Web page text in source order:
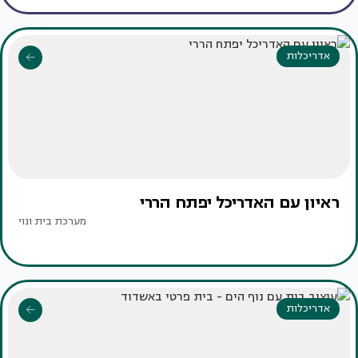
אדריכלות
ראיון עם האדריכל יפתח הררי
מערכת בית ונוי
אדריכלות